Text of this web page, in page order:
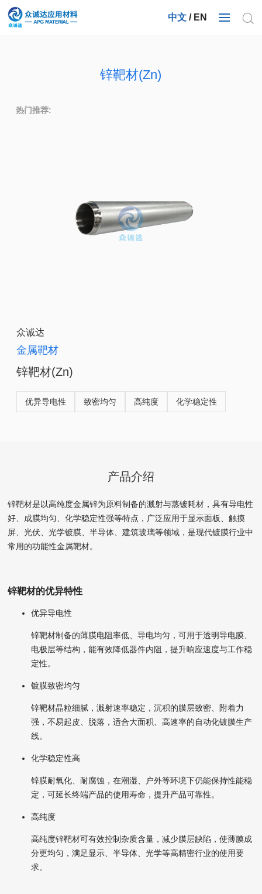
中文/ EN
锌靶材(Zn)
热门推荐:
众诚达
金属靶材
锌靶材(Zn)
优异导电性 致密均匀 高纯度 化学稳定性
产品介绍
锌靶材是以高纯度金属锌为原料制备的溅射与蒸镀耗材，具有导电性
好、成膜均匀、化学稳定性强等特点，广泛应用于显示面板、触摸
屏、光伏、光学镀膜、半导体、建筑玻璃等领域，是现代镀膜行业中
常用的功能性金属靶材。
锌靶材的优异特性
优异导电性
锌靶材制备的薄膜电阻率低、导电均匀，可用于透明导电膜、
电极层等结构，能有效降低器件内阻，提升响应速度与工作稳
定性。
镀膜致密均匀
锌靶材晶粒细腻，溅射速率稳定，沉积的膜层致密、附着力
强，不易起皮、脱落，适合大面积、高速率的自动化镀膜生产
线。
化学稳定性高
锌膜耐氧化、耐腐蚀，在潮湿、户外等环境下仍能保持性能稳
定，可延长终端产品的使用寿命，提升产品可靠性。
高纯度
高纯度锌靶材可有效控制杂质含量，减少膜层缺陷，使薄膜成
分更均匀，满足显示、半导体、光学等高精密行业的使用要
求。